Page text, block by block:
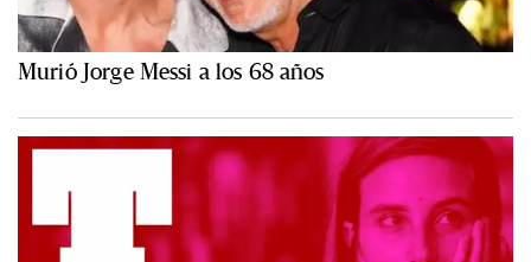
Murió Jorge Messi a los 68 años